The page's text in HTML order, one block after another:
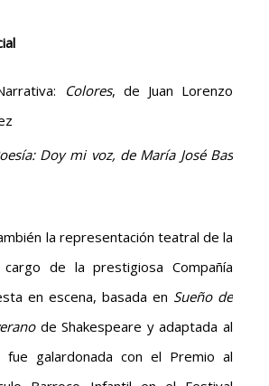
Colores, de Juan Lorenzo
Doy mi voz, de María José Bas
la representación teatral de la
de la prestigiosa Compañía
en escena, basada en Sueño de
de Shakespeare y adaptada al
fue galardonada con el Premio al